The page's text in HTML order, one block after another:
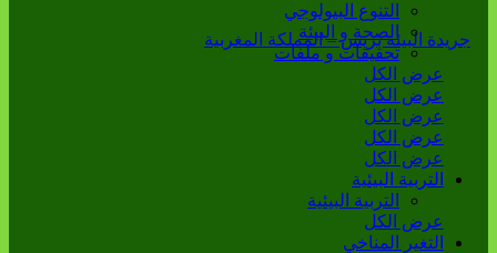
التنوع البيولوجي
الصحة و البيئة
تحقيقات و ملفات
عرض الكل
عرض الكل
عرض الكل
عرض الكل
عرض الكل
التربية البيئية
التربية البيئية
عرض الكل
التغير المناخي